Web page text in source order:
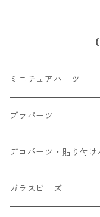
ミニチュアパーツ
大きいパーツ グラス
小さいパーツ グラス
小物
プラパーツ
ナスカン カニカン
リング イヤリング
デコパーツ・貼り付け
食べ物系
ガラスビーズ